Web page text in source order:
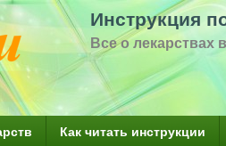
Перейти
к
содержанию
Инструкция
Все о лекарствах
Как читать инструкции